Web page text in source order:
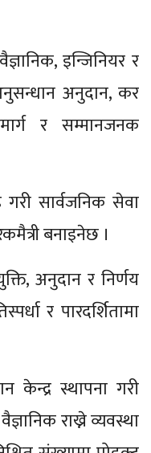
इन्जिनियर र
अनुदान, कर
र सम्मानजनक
सार्वजनिक सेवा
बनाइनेछ ।
अनुदान र निर्णय
र पारदर्शितामा
केन्द्र स्थापना गरी
राख्ने व्यवस्था